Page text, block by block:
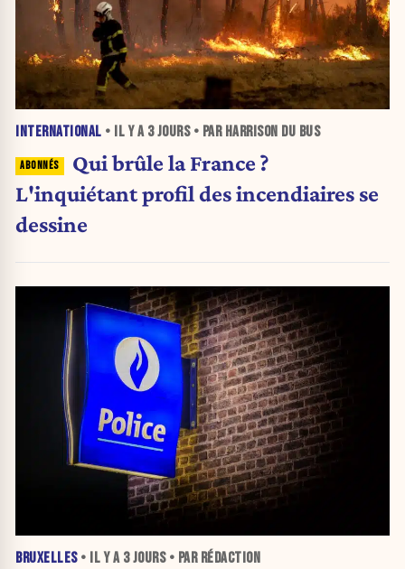
INTERNATIONAL • IL Y A 3 JOURS• PAR HARRISON DU BUS
Qui brûle la France ?
L'inquiétant profil des incendiaires se
dessine
BRUXELLES• IL Y A 3 JOURS• PAR RÉDACTION